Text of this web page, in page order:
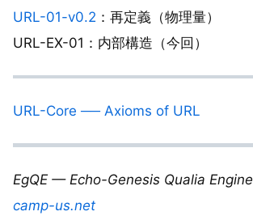
URL-01-v0.2 ：再定義（物理量）
URL-EX-01：内部構造（今回）
URL-Core ── Axioms of URL
EgQE — Echo-Genesis Qualia Engine
camp-us.net